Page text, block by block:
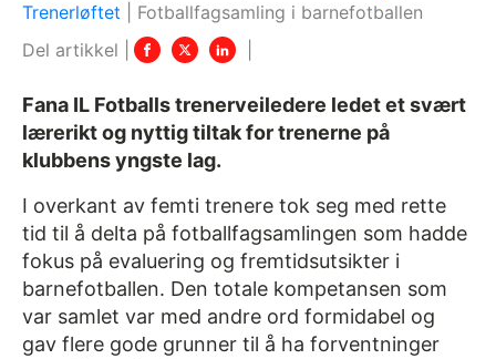
Trenerløftet
Fotballfagsamling i barnefotballen
Fana IL Fotballs trenerveiledere ledet et svært
lærerikt og nyttig tiltak for trenerne på
klubbens yngste lag.
I overkant av femti trenere tok seg med rette
tid til å delta på fotballfagsamlingen som hadde
fokus på evaluering og fremtidsutsikter i
barnefotballen. Den totale kompetansen som
var samlet var med andre ord formidabel og
gav flere gode grunner til å ha forventninger